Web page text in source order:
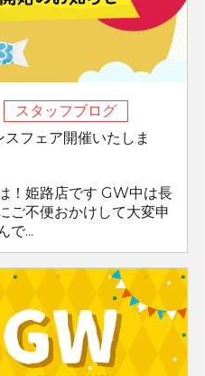
スタッフブログ
フェア開催いたしま
！姫路店です GW中は長
ご不便おかけして大変申
で...